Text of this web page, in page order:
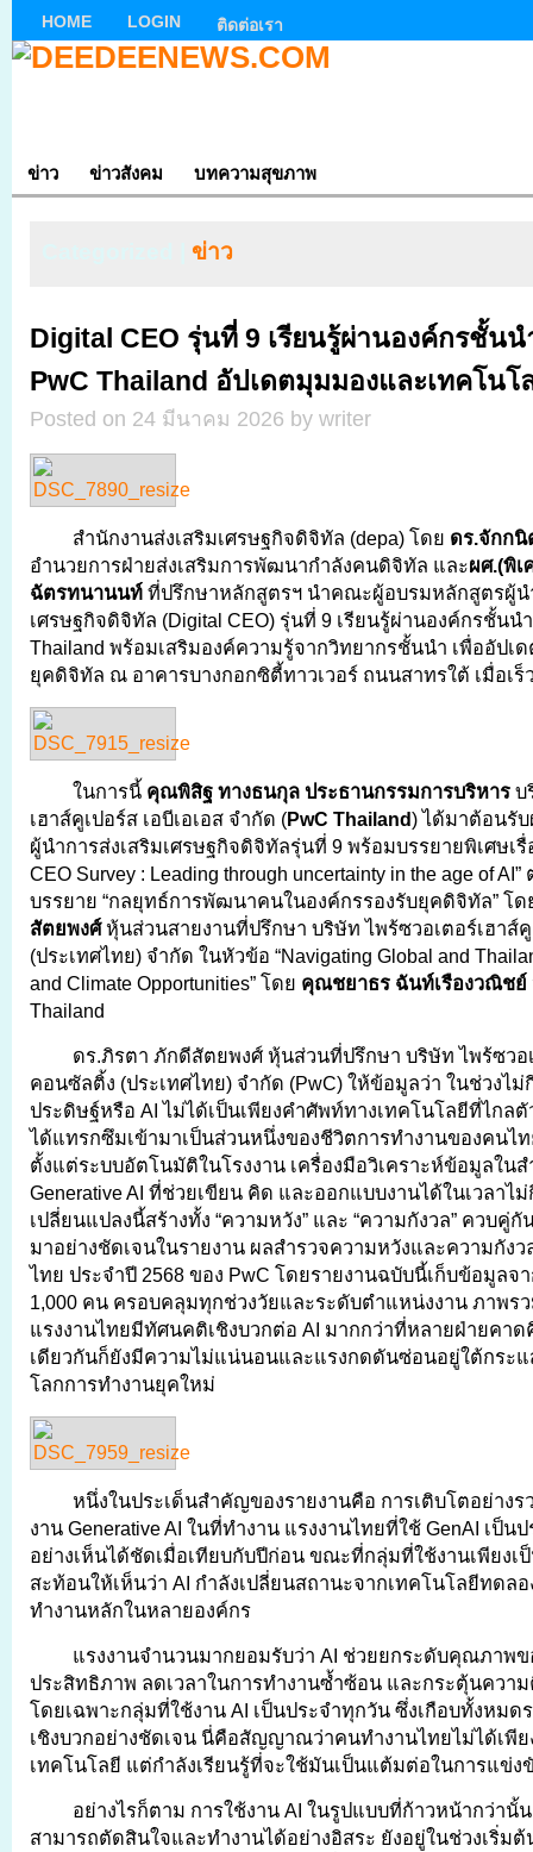
HOME LOGIN ติดต่อเรา
ข่าว ข่าวสังคม บทความสุขภาพ
ข่าว
Digital CEO รุ่นที่ 9 เรียนรู้ผ่านองค์กรชั้น
PwC Thailand อัปเดตมุมมองและเทคโนโ
Posted on 24 มีนาคม 2026 by writer
สำนักงานส่งเสริมเศรษฐกิจดิจิทัล (depa) โดย ดร.จักก
อำนวยการฝ่ายส่งเสริมการพัฒนากำลังคนดิจิทัล และผศ.(พิเ
ฉัตรทนานนท์ ที่ปรึกษาหลักสูตรฯ นำคณะผู้อบรมหลักสูตรผู้น
เศรษฐกิจดิจิทัล (Digital CEO) รุ่นที่ 9 เรียนรู้ผ่านองค์กรชั้นน
Thailand พร้อมเสริมองค์ความรู้จากวิทยากรชั้นนำ เพื่ออัปเ
ยุคดิจิทัล ณ อาคารบางกอกซิตี้ทาวเวอร์ ถนนสาทรใต้ เมื่อเร็
ในการนี้ คุณพิสิฐ ทางธนกุล ประธานกรรมการบริหาร บ
เฮาส์คูเปอร์ส เอบีเอเอส จำกัด (PwC Thailand) ได้มาต้อนรั
ผู้นำการส่งเสริมเศรษฐกิจดิจิทัลรุ่นที่ 9 พร้อมบรรยายพิเศษเรื่
CEO Survey : Leading through uncertainty in the age of
บรรยาย “กลยุทธ์การพัฒนาคนในองค์กรรองรับยุคดิจิทัล” โ
สัตยพงศ์หุ้นส่วนสายงานที่ปรึกษา บริษัท ไพร้ซวอเตอร์เฮาส์
(ประเทศไทย) จำกัด ในหัวข้อ “Navigating Global and
and Climate Opportunities” โดย คุณชยาธร ฉันท์เรืองวณิชย์
Thailand
ดร.ภิรตา ภักดีสัตยพงศ์ หุ้นส่วนที่ปรึกษา บริษัท ไพร้ซวอ
คอนซัลติ้ง (ประเทศไทย) จำกัด (PwC) ให้ข้อมูลว่า ในช่วงไ
ประดิษฐ์หรือ AI ไม่ได้เป็นเพียงคำศัพท์ทางเทคโนโลยีที่ไกล
ได้แทรกซึมเข้ามาเป็นส่วนหนึ่งของชีวิตการทำงานของคนไท
ตั้งแต่ระบบอัตโนมัติในโรงงาน เครื่องมือวิเคราะห์ข้อมูลใน
Generative AI ที่ช่วยเขียน คิด และออกแบบงานได้ในเวลาไ
เปลี่ยนแปลงนี้สร้างทั้ง “ความหวัง” และ “ความกังวล” ควบคู่
มาอย่างชัดเจนในรายงาน ผลสำรวจความหวังและความกังว
ไทย ประจำปี 2568 ของ PwC โดยรายงานฉบับนี้เก็บข้อมูลจ
1,000 คน ครอบคลุมทุกช่วงวัยและระดับตำแหน่งงาน ภาพร
แรงงานไทยมีทัศนคติเชิงบวกต่อ AI มากกว่าที่หลายฝ่ายคา
เดียวกันก็ยังมีความไม่แน่นอนและแรงกดดันซ่อนอยู่ใต้กระแ
โลกการทำงานยุคใหม่
หนึ่งในประเด็นสำคัญของรายงานคือ การเติบโตอย่างร
งาน Generative AI ในที่ทำงาน แรงงานไทยที่ใช้ GenAI เป็น
อย่างเห็นได้ชัดเมื่อเทียบกับปีก่อน ขณะที่กลุ่มที่ใช้งานเพียงเ
สะท้อนให้เห็นว่า AI กำลังเปลี่ยนสถานะจากเทคโนโลยีทดลอ
ทำงานหลักในหลายองค์กร
แรงงานจำนวนมากยอมรับว่า AI ช่วยยกระดับคุณภาพข
ประสิทธิภาพ ลดเวลาในการทำงานซ้ำซ้อน และกระตุ้นควา
โดยเฉพาะกลุ่มที่ใช้งาน AI เป็นประจำทุกวัน ซึ่งเกือบทั้งหมด
เชิงบวกอย่างชัดเจน นี่คือสัญญาณว่าคนทำงานไทยไม่ได้เพีย
เทคโนโลยี แต่กำลังเรียนรู้ที่จะใช้มันเป็นแต้มต่อในการแข่ง
อย่างไรก็ตาม การใช้งาน AI ในรูปแบบที่ก้าวหน้ากว่านั้น
สามารถตัดสินใจและทำงานได้อย่างอิสระ ยังอยู่ในช่วงเริ่ม